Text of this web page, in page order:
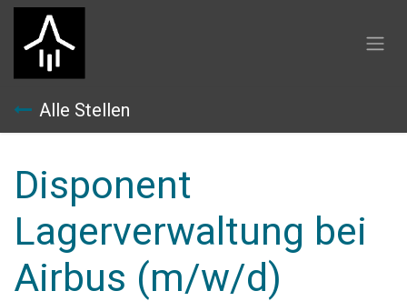
Zum Inhalt springen
Alle Stellen
Disponent
Lagerverwaltung bei
Airbus (m/w/d)